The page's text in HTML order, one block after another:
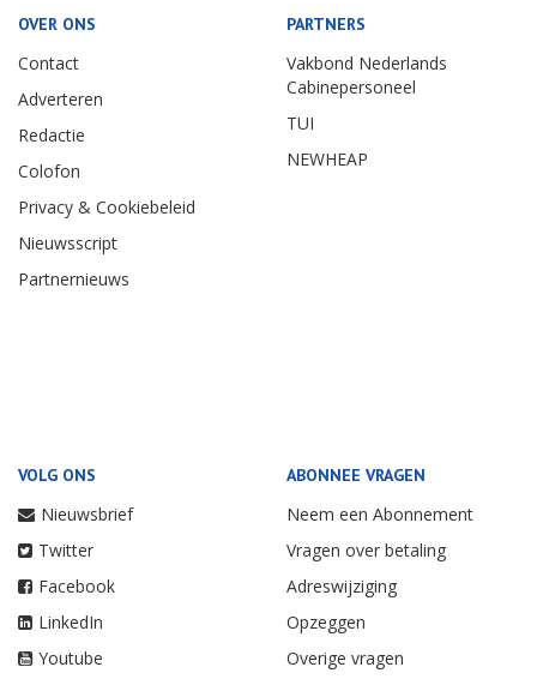
OVER ONS
Contact
Adverteren
Redactie
Colofon
Privacy & Cookiebeleid
Nieuwsscript
Partnernieuws
PARTNERS
Vakbond Nederlands
Cabinepersoneel
TUI
NEWHEAP
VOLG ONS
Nieuwsbrief
Twitter
Facebook
LinkedIn
Youtube
ABONNEE VRAGEN
Neem een Abonnement
Vragen over betaling
Adreswijziging
Opzeggen
Overige vragen